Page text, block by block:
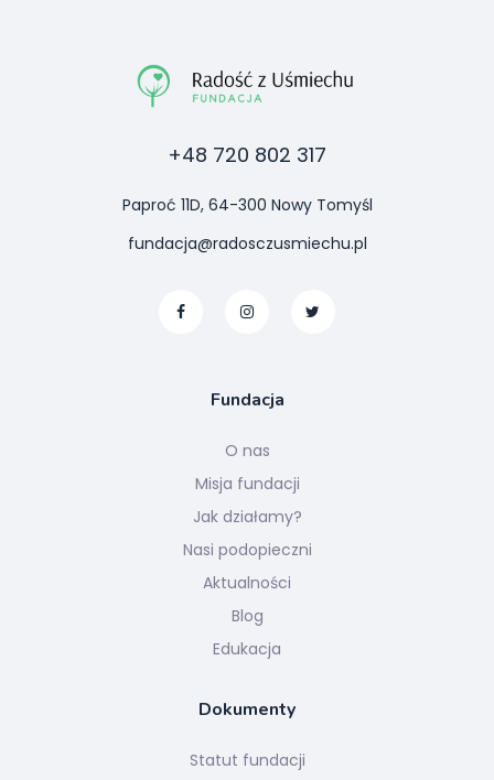
+48 720 802 317
Paproć 11D, 64-300 Nowy Tomyśl
fundacja@radosczusmiechu.pl
Fundacja
O nas
Misja fundacji
Jak działamy?
Nasi podopieczni
Aktualności
Blog
Edukacja
Dokumenty
Statut fundacji